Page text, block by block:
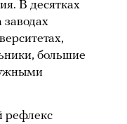
В десятках
заводах
большие
рефлекс